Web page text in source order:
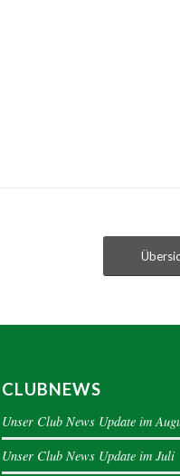
CLUBNEWS
Unser Club News Update im
Unser Club News Update im Juli